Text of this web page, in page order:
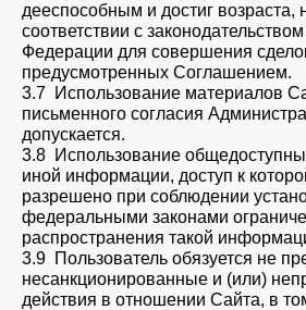
дееспособным и достиг возраста,
соответствии с
Федерации для совершения
предусмотренных Соглашением.
3.7 Использование материалов
письменного согласия
допускается.
3.8 Использование
иной информации, доступ к
разрешено при соблюдении
федеральными законами
распространения такой
3.9 Пользователь обязуется не
несанкционированные и (или)
действия в отношении Сайта, в